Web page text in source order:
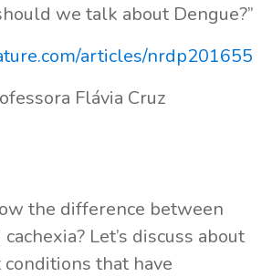
we talk about Dengue?”
articles/nrdp201655
Flávia Cruz
the difference between
Let’s discuss about
that have